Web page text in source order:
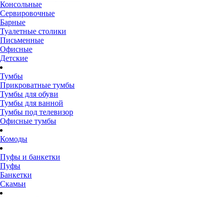
Консольные
Сервировочные
Барные
Туалетные столики
Письменные
Офисные
Детские
Тумбы
Прикроватные тумбы
Тумбы для обуви
Тумбы для ванной
Тумбы под телевизор
Офисные тумбы
Комоды
Пуфы и банкетки
Пуфы
Банкетки
Скамьи